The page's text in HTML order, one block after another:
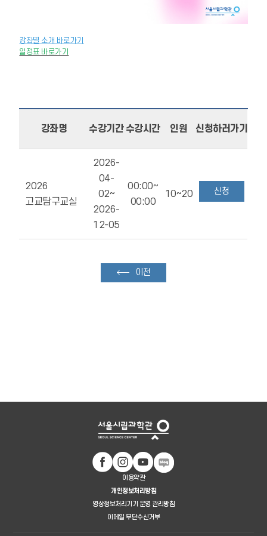
강좌별 소개 바로가기
일정표 바로가기
강좌명 수강기간 수강시간 인원 신청하러가기
2026
고교탐구교실
2026-
04-
02~
2026-
12-05
00:00~
00:00
10~20 신청
이전
이용약관
개인정보처리방침
영상정보처리기기 운영 관리방침
이메일 무단수신거부